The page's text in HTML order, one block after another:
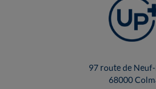
97 route de
68000